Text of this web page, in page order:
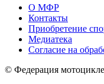
О МФР
Контакты
Приобретение
Медиатека
Согласие на
© Федерация